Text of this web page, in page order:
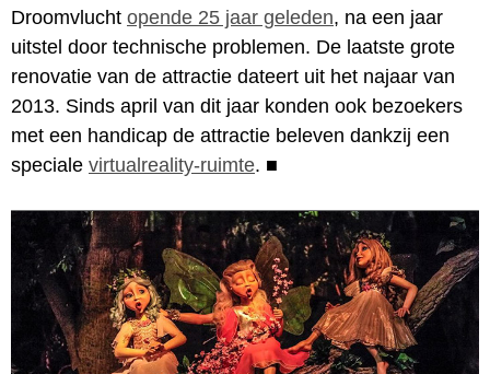
Droomvlucht opende 25 jaar geleden, na een jaar
uitstel door technische problemen. De laatste grote
renovatie van de attractie dateert uit het najaar van
2013. Sinds april van dit jaar konden ook bezoekers
met een handicap de attractie beleven dankzij een
speciale virtualreality-ruimte. ■